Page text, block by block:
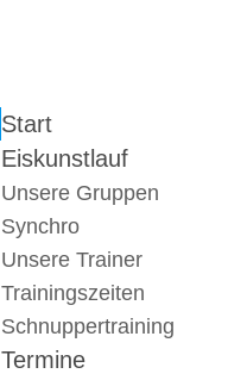
Start
Eiskunstlauf
Unsere Gruppen
Synchro
Unsere Trainer
Trainingszeiten
Schnuppertraining
Termine